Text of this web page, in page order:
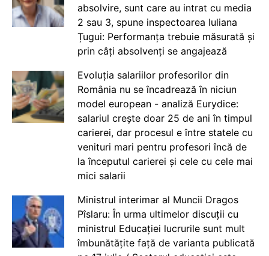
absolvire, sunt care au intrat cu media
2 sau 3, spune inspectoarea Iuliana
Țugui: Performanța trebuie măsurată și
prin câți absolvenți se angajează
Evoluția salariilor profesorilor din
România nu se încadrează în niciun
model european - analiză Eurydice:
salariul crește doar 25 de ani în timpul
carierei, dar procesul e între statele cu
venituri mari pentru profesori încă de
la începutul carierei și cele cu cele mai
mici salarii
Ministrul interimar al Muncii Dragos
Pîslaru: În urma ultimelor discuții cu
ministrul Educației lucrurile sunt mult
îmbunătățite față de varianta publicată